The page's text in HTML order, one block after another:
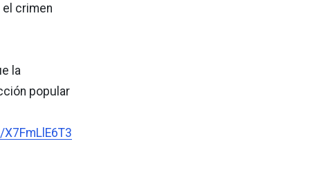
crimen
la
popular